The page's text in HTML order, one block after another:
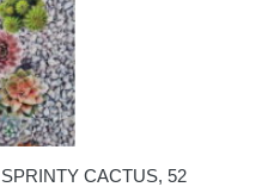
CACTUS, 52